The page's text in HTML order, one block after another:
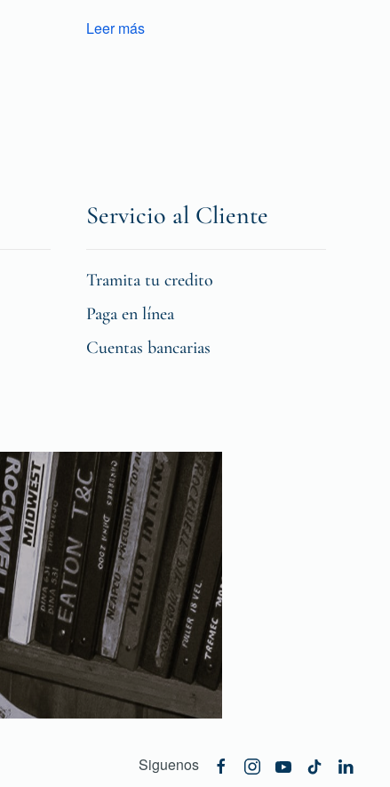
Leer más
Servicio al Cliente
Tramita tu credito
Paga en línea
Cuentas bancarias
Siguenos